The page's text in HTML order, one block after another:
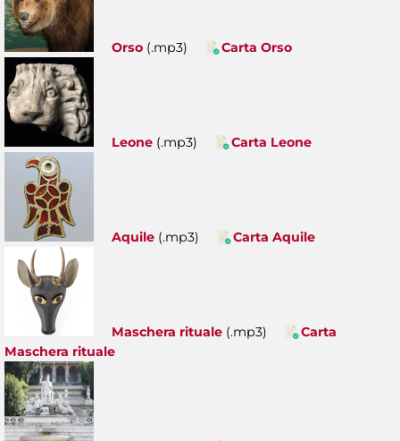
Orso (.mp3) Carta Orso
Leone (.mp3) Carta Leone
Aquile (.mp3) Carta Aquile
Maschera rituale (.mp3)
Carta
Maschera rituale